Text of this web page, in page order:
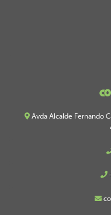
Avda Alcalde Fernando